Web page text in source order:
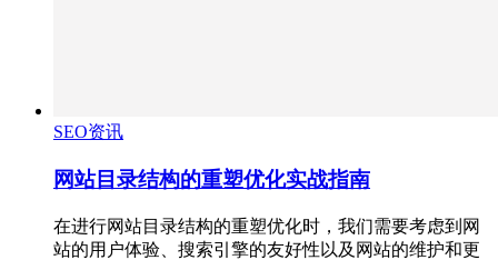
SEO资讯
网站目录结构的重塑优化实战指南
在进行网站目录结构的重塑优化时，我们需要考虑到网
站的用户体验、搜索引擎的友好性以及网站的维护和更